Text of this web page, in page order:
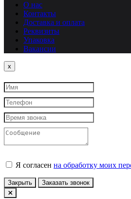
О нас
Контакты
Доставка и оплата
Реквизиты
Упаковка
Вакансии
x
Я согласен на обработку моих
Закрыть Заказать звонок